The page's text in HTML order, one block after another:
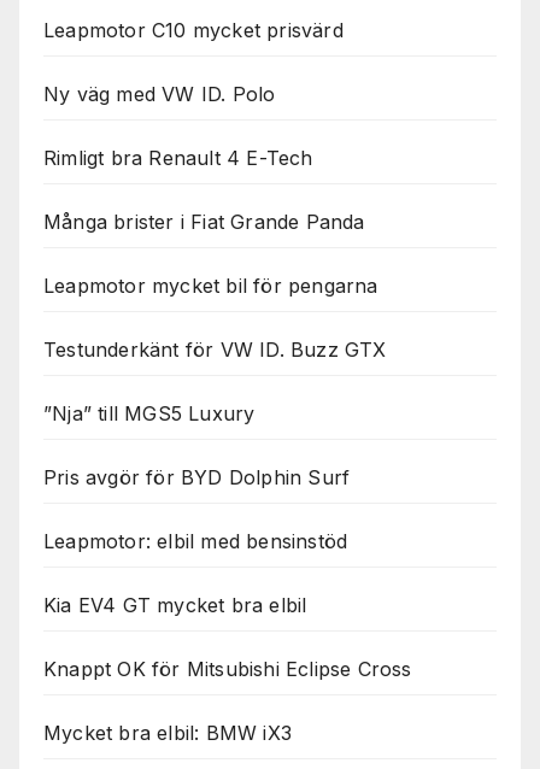
Leapmotor C10 mycket prisvärd
Ny väg med VW ID. Polo
Rimligt bra Renault 4 E-Tech
Många brister i Fiat Grande Panda
Leapmotor mycket bil för pengarna
Testunderkänt för VW ID. Buzz GTX
”Nja” till MGS5 Luxury
Pris avgör för BYD Dolphin Surf
Leapmotor: elbil med bensinstöd
Kia EV4 GT mycket bra elbil
Knappt OK för Mitsubishi Eclipse Cross
Mycket bra elbil: BMW iX3